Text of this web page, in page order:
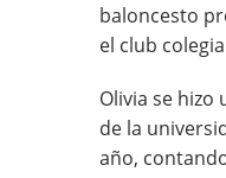
baloncesto
el club
Olivia se hizo
de la
año,